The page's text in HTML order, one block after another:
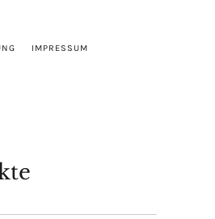
IMPRESSUM